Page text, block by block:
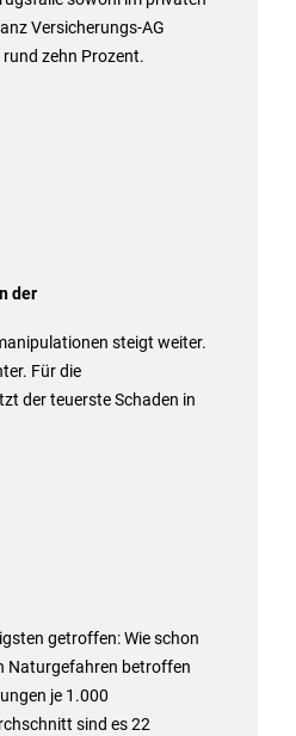
Versicherungs-AG
zehn Prozent.
der
steigt weiter.
Für die
der teuerste Schaden in
getroffen: Wie schon
Naturgefahren betroffen
je 1.000
sind es 22